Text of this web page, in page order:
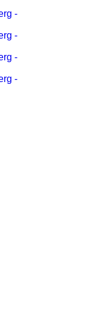
-
-
-
-